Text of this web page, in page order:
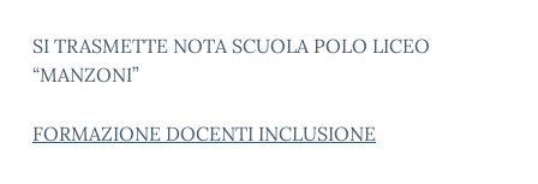
SI TRASMETTE NOTA SCUOLA POLO LICEO
“MANZONI”
FORMAZIONE DOCENTI INCLUSIONE